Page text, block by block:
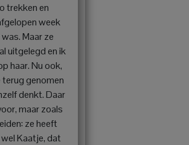
trekken en
week
Maar ze
uitgelegd en ik
haar. Nu ook,
genomen
denkt. Daar
maar zoals
ze heeft
Kaatje, dat